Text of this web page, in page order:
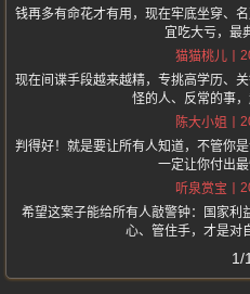
钱再多有命花才有用，现在牢底坐穿、
宜吃大亏，最
猫猫桃儿
现在间谍手段越来越精，专挑高学历、
怪的人、反常的事，
陈大小姐
判得好！就是要让所有人知道，不管你
一定让你付出最
听泉赏宝
希望这案子能给所有人敲警钟：国家利
心、管住手，才是对
1/1